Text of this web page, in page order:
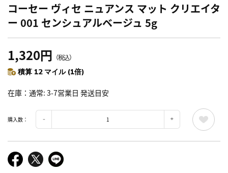
コーセー ヴィセ ニュアンス マット クリエイタ
ー 001 センシュアルベージュ 5g
1,320円 （税込）
積算 12 マイル (1倍)
在庫 通常: 3-7営業日 発送目安
購入数：